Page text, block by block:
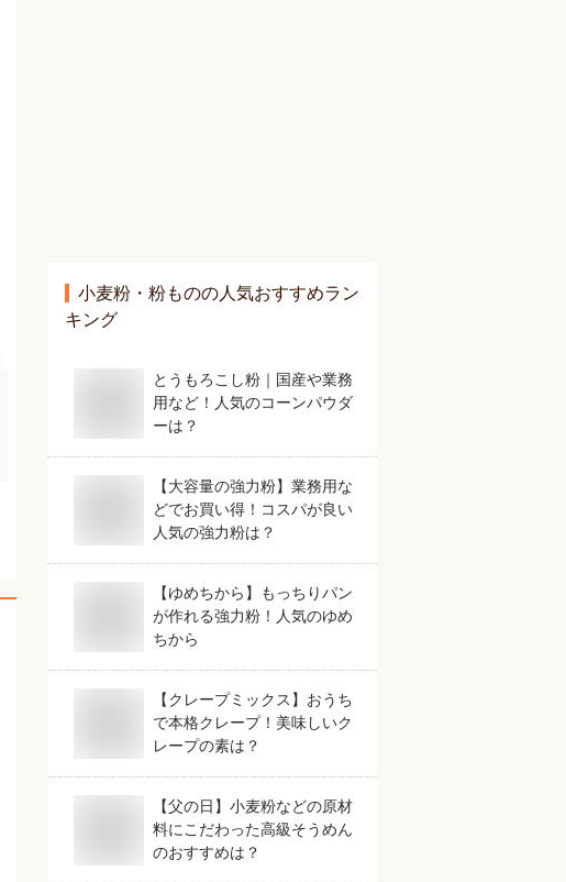
小麦粉・粉ものの人気おすすめラン
キング
とうもろこし粉｜国産や業務
用など！人気のコーンパウダ
ーは？
【大容量の強力粉】業務用な
どでお買い得！コスパが良い
人気の強力粉は？
【ゆめちから】もっちりパン
が作れる強力粉！人気のゆめ
ちから
【クレープミックス】おうち
で本格クレープ！美味しいク
レープの素は？
【父の日】小麦粉などの原材
料にこだわった高級そうめん
のおすすめは？